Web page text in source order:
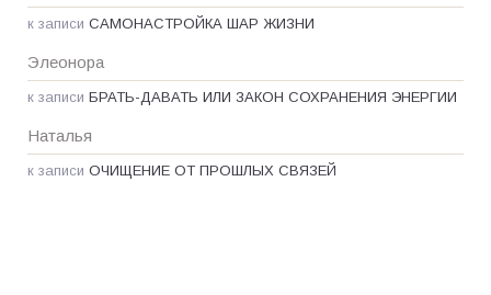
к записи САМОНАСТРОЙКА ШАР ЖИЗНИ
Элеонора
к записи БРАТЬ-ДАВАТЬ ИЛИ ЗАКОН СОХРАНЕНИЯ ЭНЕРГИИ
Наталья
к записи ОЧИЩЕНИЕ ОТ ПРОШЛЫХ СВЯЗЕЙ